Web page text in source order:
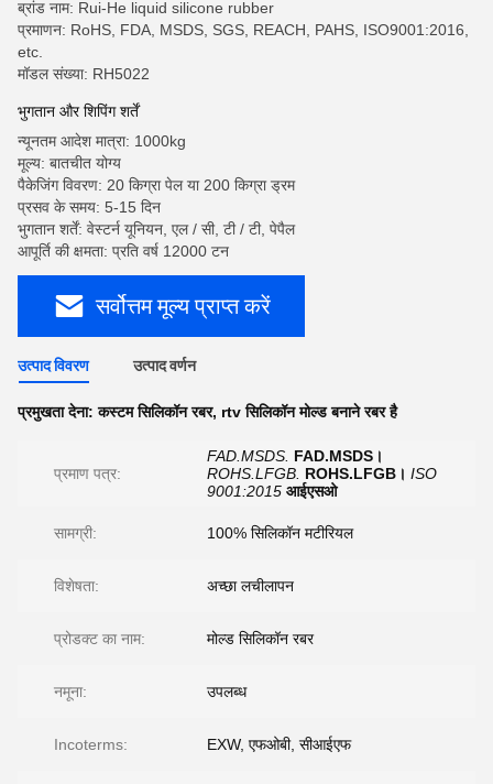
ब्रांड नाम: Rui-He liquid silicone rubber
प्रमाणन: RoHS, FDA, MSDS, SGS, REACH, PAHS, ISO9001:2016,
etc.
मॉडल संख्या: RH5022
भुगतान और शिपिंग शर्तें
न्यूनतम आदेश मात्रा: 1000kg
मूल्य: बातचीत योग्य
पैकेजिंग विवरण: 20 किग्रा पेल या 200 किग्रा ड्रम
प्रसव के समय: 5-15 दिन
भुगतान शर्तें: वेस्टर्न यूनियन, एल / सी, टी / टी, पेपैल
आपूर्ति की क्षमता: प्रति वर्ष 12000 टन
सर्वोत्तम मूल्य प्राप्त करें
उत्पाद विवरण उत्पाद वर्णन
प्रमुखता देना:कस्टम सिलिकॉन रबर, rtv सिलिकॉन मोल्ड बनाने रबर है
प्रमाण पत्र:
FAD.MSDS. FAD.MSDS।
ROHS.LFGB. ROHS.LFGB। ISO
9001:2015 आईएसओ
सामग्री: 100% सिलिकॉन मटीरियल
विशेषता: अच्छा लचीलापन
प्रोडक्ट का नाम: मोल्ड सिलिकॉन रबर
नमूना: उपलब्ध
Incoterms: EXW, एफओबी, सीआईएफ